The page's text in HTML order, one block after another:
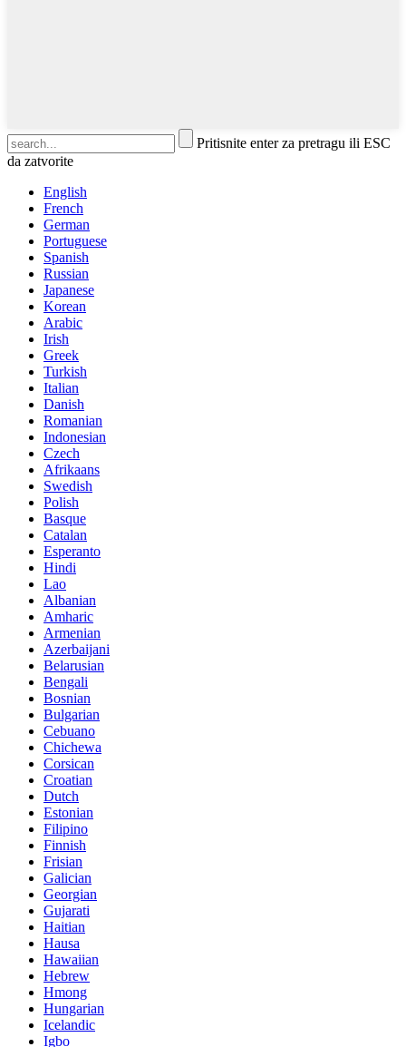
Pritisnite enter za pretragu ili ESC
da zatvorite
English
French
German
Portuguese
Spanish
Russian
Japanese
Korean
Arabic
Irish
Greek
Turkish
Italian
Danish
Romanian
Indonesian
Czech
Afrikaans
Swedish
Polish
Basque
Catalan
Esperanto
Hindi
Lao
Albanian
Amharic
Armenian
Azerbaijani
Belarusian
Bengali
Bosnian
Bulgarian
Cebuano
Chichewa
Corsican
Croatian
Dutch
Estonian
Filipino
Finnish
Frisian
Galician
Georgian
Gujarati
Haitian
Hausa
Hawaiian
Hebrew
Hmong
Hungarian
Icelandic
Igbo